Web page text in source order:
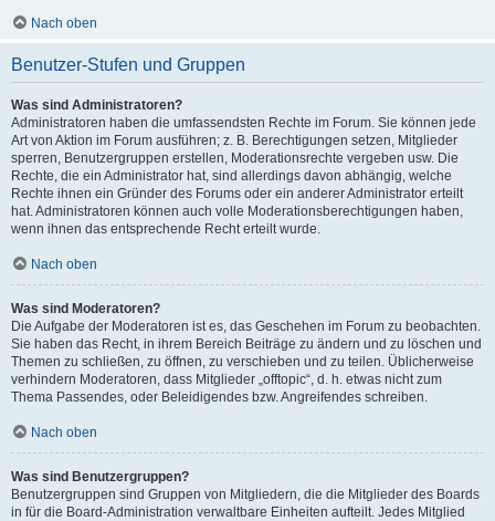
Nach oben
Benutzer-Stufen und Gruppen
Was sind Administratoren?
Administratoren haben die umfassendsten Rechte im Forum. Sie können jede
Art von Aktion im Forum ausführen; z. B. Berechtigungen setzen, Mitglieder
sperren, Benutzergruppen erstellen, Moderationsrechte vergeben usw. Die
Rechte, die ein Administrator hat, sind allerdings davon abhängig, welche
Rechte ihnen ein Gründer des Forums oder ein anderer Administrator erteilt
hat. Administratoren können auch volle Moderationsberechtigungen haben,
wenn ihnen das entsprechende Recht erteilt wurde.
Nach oben
Was sind Moderatoren?
Die Aufgabe der Moderatoren ist es, das Geschehen im Forum zu beobachten.
Sie haben das Recht, in ihrem Bereich Beiträge zu ändern und zu löschen und
Themen zu schließen, zu öffnen, zu verschieben und zu teilen. Üblicherweise
verhindern Moderatoren, dass Mitglieder „offtopic“, d. h. etwas nicht zum
Thema Passendes, oder Beleidigendes bzw. Angreifendes schreiben.
Nach oben
Was sind Benutzergruppen?
Benutzergruppen sind Gruppen von Mitgliedern, die die Mitglieder des Boards
in für die Board-Administration verwaltbare Einheiten aufteilt. Jedes Mitglied